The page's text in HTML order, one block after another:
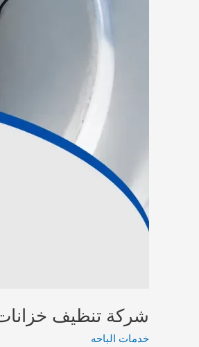
شركة تنظيف خزانات
خدمات الباحه